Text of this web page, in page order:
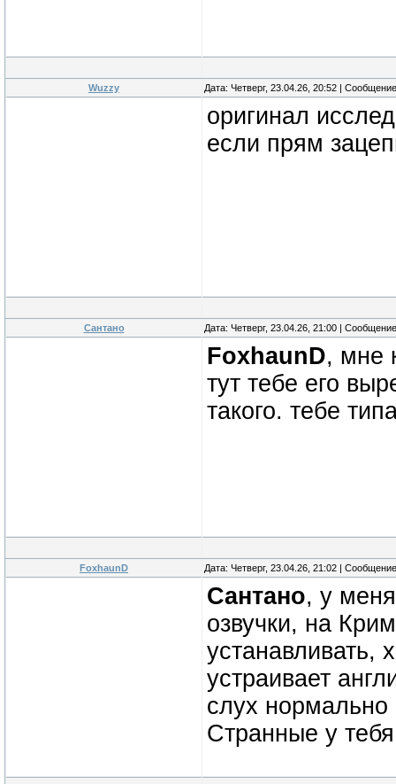
Wuzzy Дата: Четверг, 23.04.26, 20:52 |
оригинал
если прям
Сантано Дата: Четверг, 23.04.26, 21:00 |
FoxhaunD, мне
тут тебе его
такого. тебе
FoxhaunD Дата: Четверг, 23.04.26, 21:02 |
Сантано, у
озвучки, на
устраивает
слух
Странные у